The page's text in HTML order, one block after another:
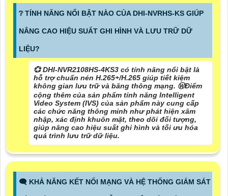
❔ TÍNH NĂNG NỔI BẬT NÀO CỦA DHI-NVRHS-KS GIÚP
NÂNG CAO HIỆU SUẤT GHI HÌNH VÀ LƯU TRỮ DỮ
LIỆU?
💞 DHI-NVR2108HS-4KS3 có tính năng nổi bật là
hỗ trợ chuẩn nén H.265+/H.265 giúp tiết kiệm
không gian lưu trữ và băng thông mạng. ⓌĐiểm
cộng thêm của sản phẩm tính năng Intelligent
Video System (IVS) của sản phẩm này cung cấp
các chức năng thông minh như phát hiện xâm
nhập, xác định khuôn mặt, theo dõi đối tượng,
giúp nâng cao hiệu suất ghi hình và tối ưu hóa
quá trình lưu trữ dữ liệu.
🗨️ KHẢ NĂNG KẾT NỐI MẠNG VÀ HỆ THỐNG GIÁM SÁT